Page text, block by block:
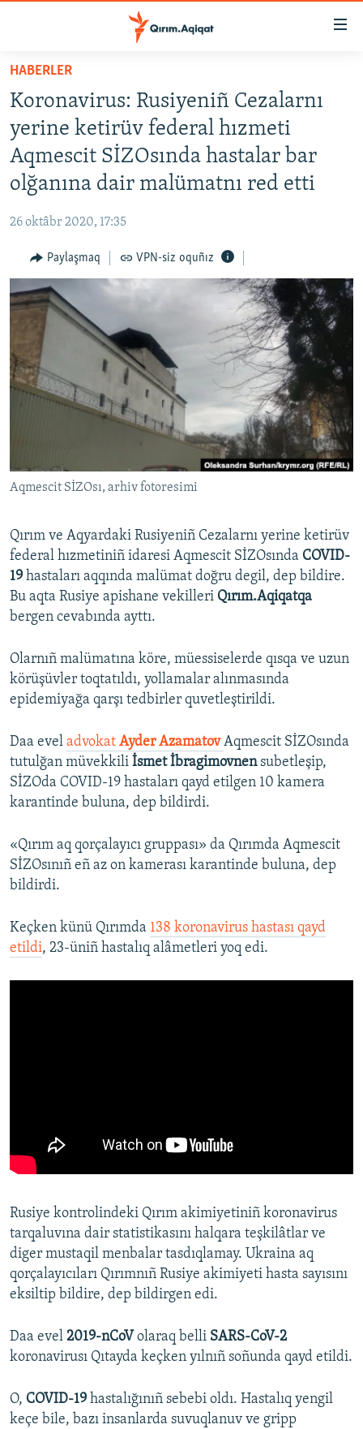
Esas
qaytmaq
Baş
navigatsiyağa
qaytmaq
Qıdıruvğa
İQTİSADİYAT
CEMİYET
İNSAN AQLARI
VİDEO
SÜRET
BLOGLAR
FİKİR
Русский
QOŞULIÑIZ!
RFE/RS bütün saytları
HABERLER
Koronavirus: Rusiyeniñ Cezalarnı
yerine ketirüv federal hızmeti
Aqmescit SİZOsında hastalar bar
olğanına dair malümatnı red etti
26 oktâbr 2020, 17:35
Paylaşmaq VPN-siz oquñız
Aqmescit SİZOsı, arhiv fotoresimi
Qırım ve Aqyardaki Rusiyeniñ Cezalarnı yerine ketirüv
federal hızmetiniñ idaresi Aqmescit SİZOsında COVID-
19 hastaları aqqında malümat doğru degil, dep bildire.
Bu aqta Rusiye apishane vekilleri Qırım.Aqiqatqa
bergen cevabında ayttı.
Olarnıñ malümatına köre, müessiselerde qısqa ve uzun
körüşüvler toqtatıldı, yollamalar alınmasında
epidemiyağa qarşı tedbirler quvetleştirildi.
Daa evel advokat Ayder AzamatovAqmescit SİZOsında
tutulğan müvekkili İsmet İbragimovnensubetleşip,
SİZOda COVID-19 hastaları qayd etilgen 10 kamera
karantinde buluna, dep bildirdi.
«Qırım aq qorçalayıcı gruppası» da Qırımda Aqmescit
SİZOsınıñ eñ az on kamerası karantinde buluna, dep
bildirdi.
Keçken künü Qırımda 138 koronavirus hastası qayd
etildi, 23-üniñ hastalıq alâmetleri yoq edi.
Rusiye kontrolindeki Qırım akimiyetiniñ koronavirus
tarqaluvına dair statistikasını halqara teşkilâtlar ve
diger mustaqil menbalar tasdıqlamay. Ukraina aq
qorçalayıcıları Qırımnıñ Rusiye akimiyeti hasta sayısını
eksiltip bildire, dep bildirgen edi.
Daa evel 2019-nCoV olaraq belli SARS-CoV-2
koronavirusı Qıtayda keçken yılnıñ soñunda qayd etildi.
O, COVID-19 hastalığınıñ sebebi oldı. Hastalıq yengil
keçe bile, bazı insanlarda suvuqlanuv ve gripp